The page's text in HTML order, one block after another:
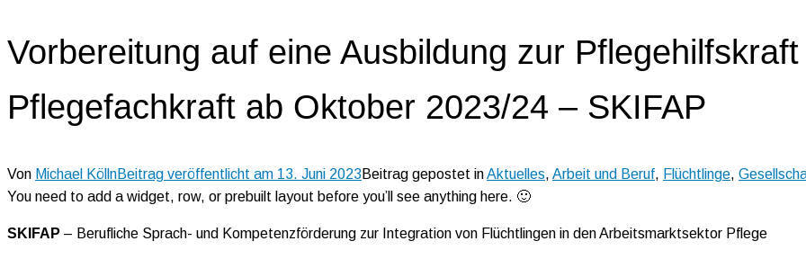
Vorbereitung auf eine Ausbildung zur
Pflegefachkraft ab Oktober 2023/24 – SKIFAP
Von Michael KöllnBeitrag veröffentlicht am 13. Juni 2023Beitrag gepostet inAktuelles, Arbeit und Beruf, Flüchtlinge,
You need to add a widget, row, or prebuilt layout before you’ll see anything here. 🙂
SKIFAP – Berufliche Sprach- und Kompetenzförderung zur Integration von Flüchtlingen in den Arbeitsmarktsektor Pflege